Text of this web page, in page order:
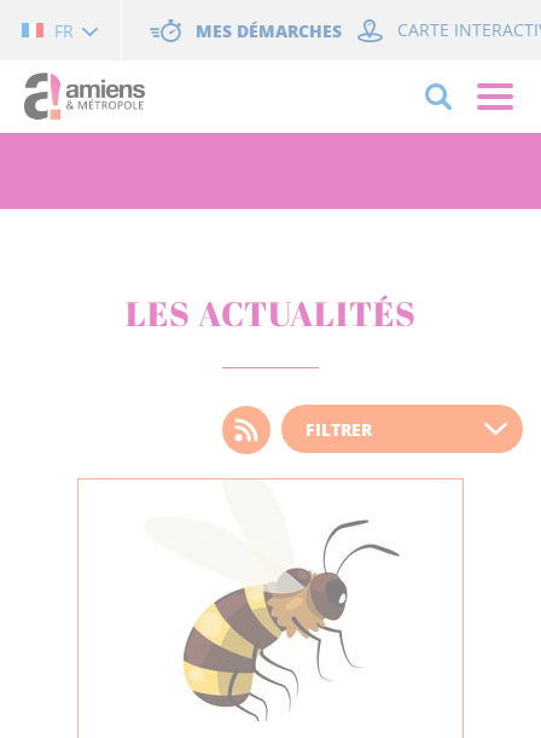
FR MES DÉMARCHES CARTE
LES ACTUALITÉS
Choisissez votre filtre
d'actualité